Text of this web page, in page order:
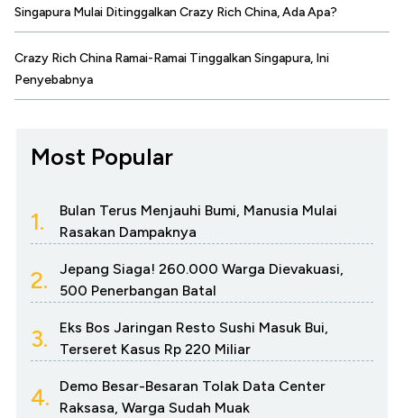
Singapura Mulai Ditinggalkan Crazy Rich China, Ada Apa?
Crazy Rich China Ramai-Ramai Tinggalkan Singapura, Ini
Penyebabnya
Most Popular
1.
Bulan Terus Menjauhi Bumi, Manusia Mulai
Rasakan Dampaknya
2.
Jepang Siaga! 260.000 Warga Dievakuasi,
500 Penerbangan Batal
3.
Eks Bos Jaringan Resto Sushi Masuk Bui,
Terseret Kasus Rp 220 Miliar
4.
Demo Besar-Besaran Tolak Data Center
Raksasa, Warga Sudah Muak